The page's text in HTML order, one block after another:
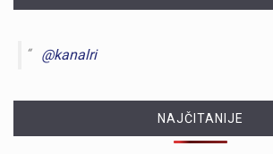
@kanalri
NAJČITANIJE